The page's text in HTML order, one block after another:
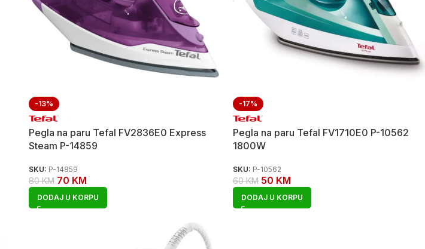
-13%
Pegla na paru Tefal FV2836E0 Express
Steam P-14859
SKU: P-14859
80KM 70 KM
DODAJ U KORPU
-17%
Pegla na paru Tefal FV1710E0 P-10562
1800W
SKU: P-10562
60KM 50 KM
DODAJ U KORPU